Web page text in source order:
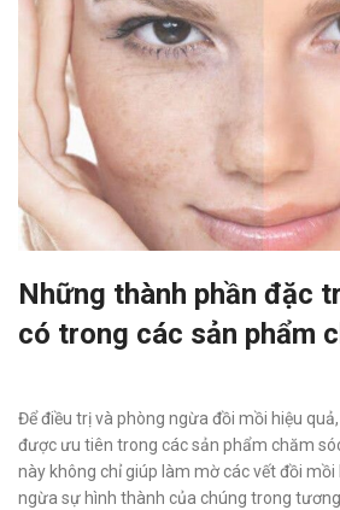
Những thành phần đặc
có trong các sản phẩm
Để điều trị và phòng ngừa đồi mồi hiệu
được ưu tiên trong các sản phẩm chăm
này không chỉ giúp làm mờ các vết đồi
ngừa sự hình thành của chúng trong